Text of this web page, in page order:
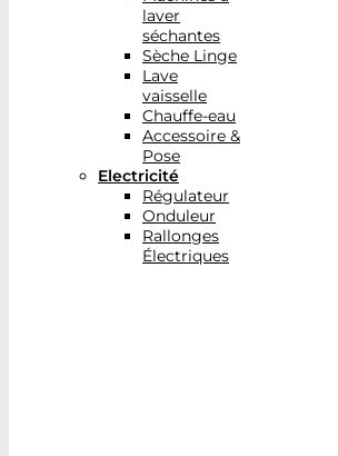
laver
séchantes
Sèche Linge
Lave
vaisselle
Chauffe-eau
Accessoire &
Pose
Electricité
Régulateur
Onduleur
Rallonges
Électriques